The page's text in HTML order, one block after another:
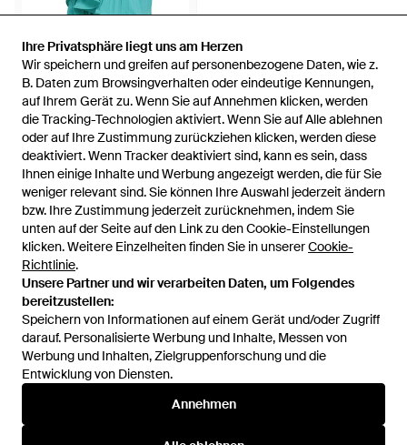
Ihre Privatsphäre liegt uns am Herzen
Wir speichern und greifen auf personenbezogene Daten, wie z.
B. Daten zum Browsingverhalten oder eindeutige Kennungen,
auf Ihrem Gerät zu. Wenn Sie auf Annehmen klicken, werden
die Tracking-Technologien aktiviert. Wenn Sie auf Alle ablehnen
oder auf Ihre Zustimmung zurückziehen klicken, werden diese
deaktiviert. Wenn Tracker deaktiviert sind, kann es sein, dass
Ihnen einige Inhalte und Werbung angezeigt werden, die für Sie
weniger relevant sind. Sie können Ihre Auswahl jederzeit ändern
bzw. Ihre Zustimmung jederzeit zurücknehmen, indem Sie
unten auf der Seite auf den Link zu den Cookie-Einstellungen
klicken. Weitere Einzelheiten finden Sie in unsererCookie-
Richtlinie.
Unsere Partner und wir verarbeiten Daten, um Folgendes
bereitzustellen:
Speichern von Informationen auf einem Gerät und/oder Zugriff
darauf. Personalisierte Werbung und Inhalte, Messen von
Werbung und Inhalten, Zielgruppenforschung und die
Entwicklung von Diensten.
Annehmen
Ihre Privatsphäre liegt uns am Herzen
Wir speichern und greifen auf personenbezogene Daten, wie z.
B. Daten zum Browsingverhalten oder eindeutige Kennungen,
auf Ihrem Gerät zu. Wenn Sie auf Annehmen klicken, werden
die Tracking-Technologien aktiviert. Wenn Sie auf Alle ablehnen
oder auf Ihre Zustimmung zurückziehen klicken, werden diese
deaktiviert. Wenn Tracker deaktiviert sind, kann es sein, dass
Ihnen einige Inhalte und Werbung angezeigt werden, die für Sie
weniger relevant sind. Sie können Ihre Auswahl jederzeit ändern
bzw. Ihre Zustimmung jederzeit zurücknehmen, indem Sie
unten auf der Seite auf den Link zu den Cookie-Einstellungen
klicken. Weitere Einzelheiten finden Sie in unsererCookie-
Richtlinie.
Unsere Partner und wir verarbeiten Daten, um Folgendes
bereitzustellen:
Speichern von Informationen auf einem Gerät und/oder Zugriff
darauf. Personalisierte Werbung und Inhalte, Messen von
Werbung und Inhalten, Zielgruppenforschung und die
Entwicklung von Diensten.
Annehmen
72 €
Kaos
Mini-Kleid - Blau
VonYOOX
AUSVERKAUFT
International